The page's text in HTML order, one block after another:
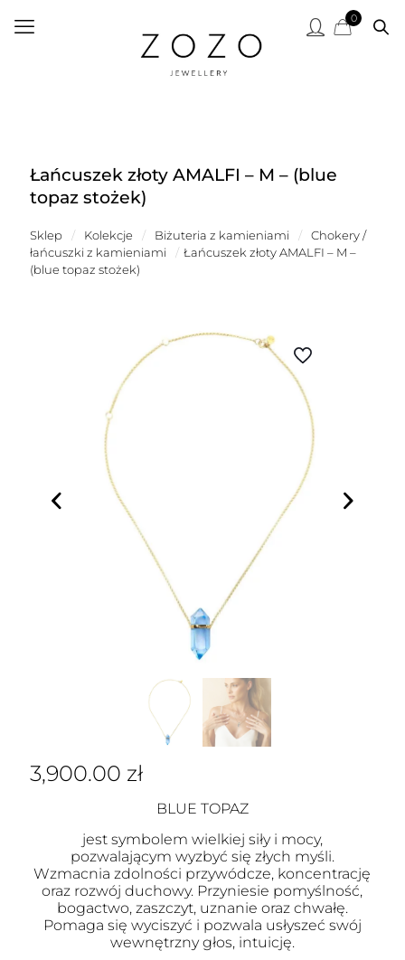
0
Łańcuszek złoty AMALFI – M – (blue
topaz stożek)
Sklep / Kolekcje / Biżuteria z kamieniami /
Chokery /
łańcuszki z kamieniami
/ Łańcuszek złoty AMALFI – M –
(blue topaz stożek)
3,900.00 zł
BLUE TOPAZ
jest symbolem wielkiej siły i mocy,
pozwalającym wyzbyć się złych myśli.
Wzmacnia zdolności przywódcze, koncentrację
oraz rozwój duchowy. Przyniesie pomyślność,
bogactwo, zaszczyt, uznanie oraz chwałę.
Pomaga się wyciszyć i pozwala usłyszeć swój
wewnętrzny głos, intuicję.